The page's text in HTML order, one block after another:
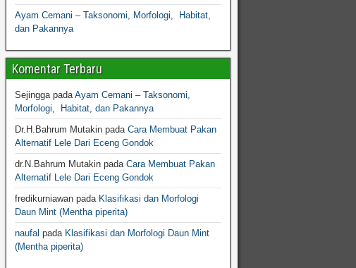
Ayam Cemani – Taksonomi, Morfologi, Habitat,
dan Pakannya
Komentar Terbaru
SejinggapadaAyam Cemani – Taksonomi,
Morfologi, Habitat, dan Pakannya
Dr.H.Bahrum Mutakinpada Cara Membuat Pakan
Alternatif Lele Dari Eceng Gondok
dr.N.Bahrum Mutakinpada Cara Membuat Pakan
Alternatif Lele Dari Eceng Gondok
fredikurniawanpada Klasifikasi dan Morfologi
Daun Mint (Mentha piperita)
naufal pada Klasifikasi dan Morfologi Daun Mint
(Mentha piperita)